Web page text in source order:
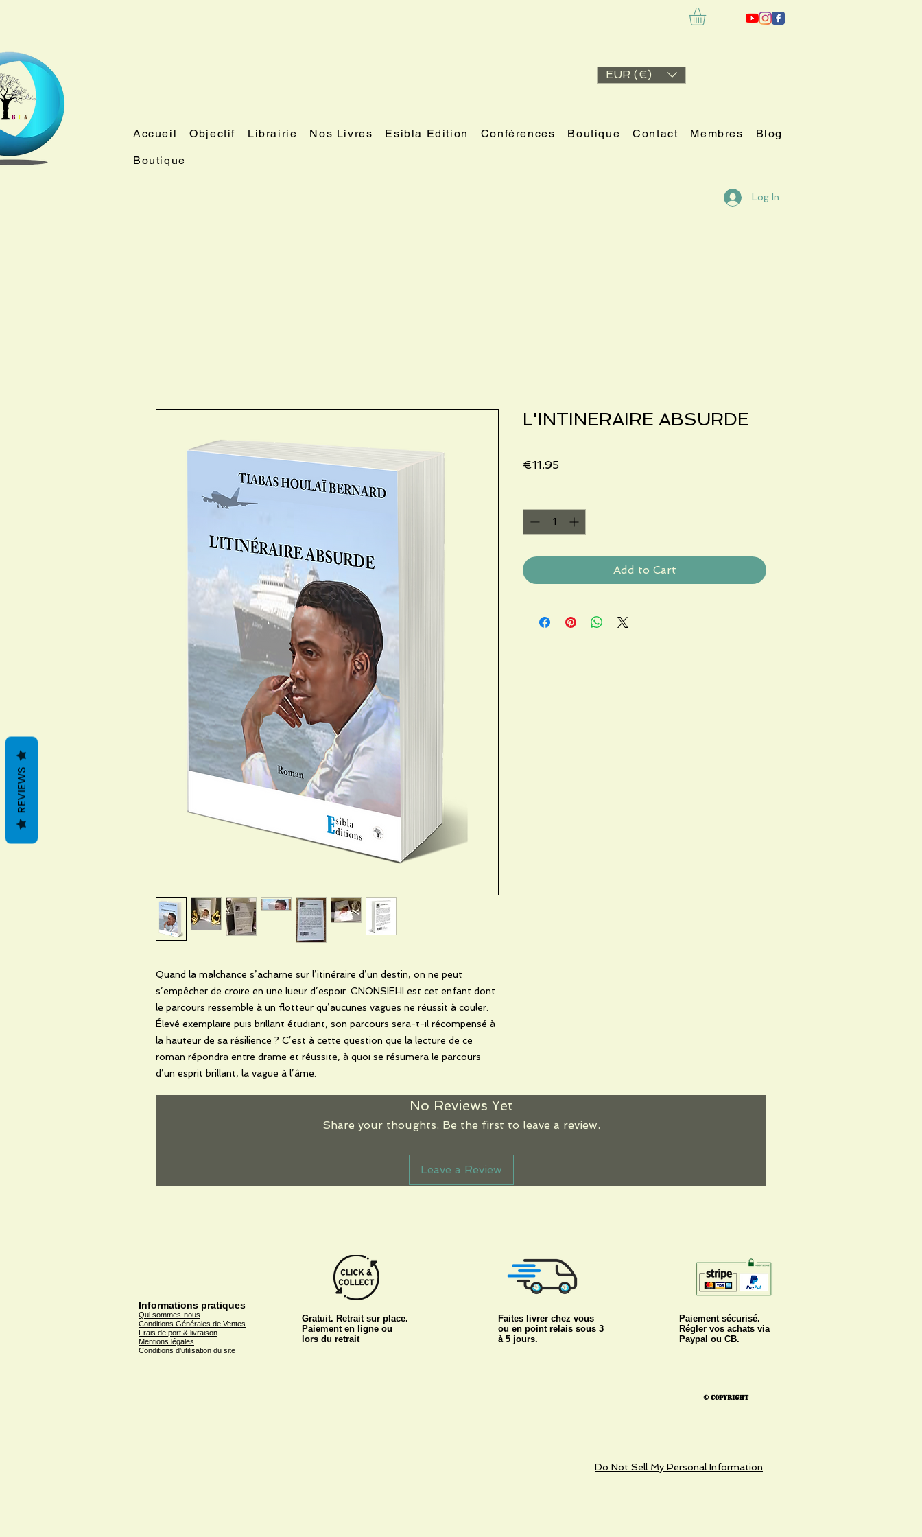
EUR (€)
Accueil Objectif Librairie Nos Livres Esibla Edition Conférences Boutique Contact Membres Blog
Boutique
Log In
Quand la malchance s’acharne sur l’itinéraire d’un destin, on ne peut
s’empêcher de croire en une lueur d’espoir. GNONSIEHI est cet enfant dont
le parcours ressemble à un flotteur qu’aucunes vagues ne réussit à couler.
Élevé exemplaire puis brillant étudiant, son parcours sera-t-il récompensé à
la hauteur de sa résilience ? C’est à cette question que la lecture de ce
roman répondra entre drame et réussite, à quoi se résumera le parcours
d’un esprit brillant, la vague à l’âme.
L'INTINERAIRE ABSURDE
€11.95Price
Add to Cart
No Reviews Yet
Share your thoughts. Be the first to leave a review.
Leave a Review
Informations pratiques
Qui sommes-nous
Conditions Générales de Ventes
Frais de port & livraison
Mentions légales
Conditions d'utilisation du site
Gratuit. Retrait sur place.
Paiement en ligne ou
lors du retrait
Faites livrer chez vous
ou en point relais sous 3
à 5 jours.
Paiement sécurisé.
Régler vos achats via
Paypal ou CB.
© Copyright
Do Not Sell My Personal Information
REVIEWS